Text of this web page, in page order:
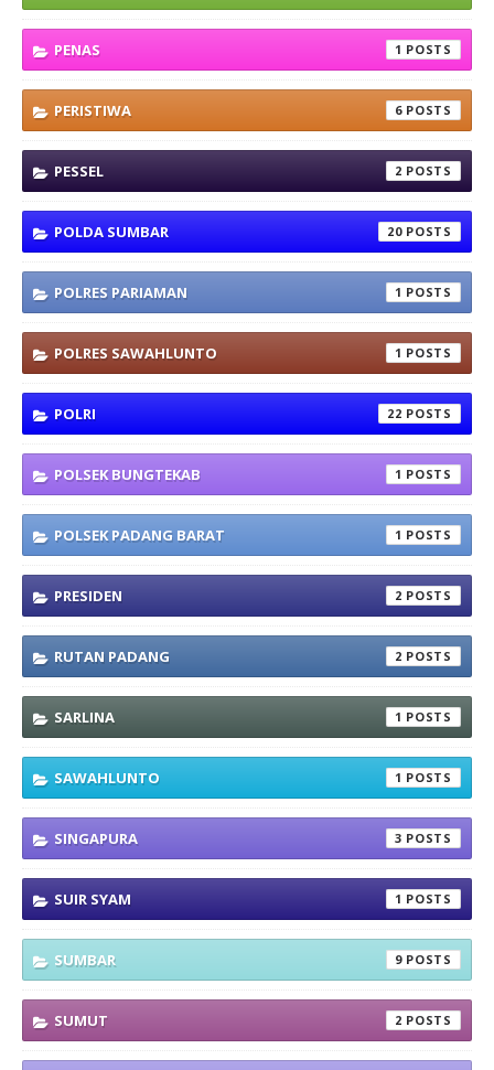
PENAS 1
PERISTIWA 6
PESSEL 2
POLDA SUMBAR 20
POLRES PARIAMAN 1
POLRES SAWAHLUNTO 1
POLRI 22
POLSEK BUNGTEKAB 1
POLSEK PADANG BARAT 1
PRESIDEN 2
RUTAN PADANG 2
SARLINA 1
SAWAHLUNTO 1
SINGAPURA 3
SUIR SYAM 1
SUMBAR 9
SUMUT 2